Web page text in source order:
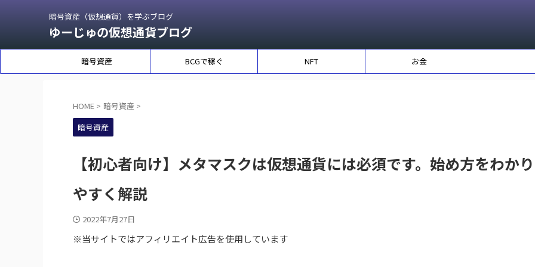
暗号資産（仮想通貨）を学ぶブログ
ゆーじゅの仮想通貨ブログ
暗号資産 BCGで稼ぐ NFT お金
HOME > 暗号資産 >
暗号資産
【初心者向け】メタマスクは仮想通貨には必須です。始め方をわかり
やすく解説
2022年7月27日
※当サイトではアフィリエイト広告を使用しています